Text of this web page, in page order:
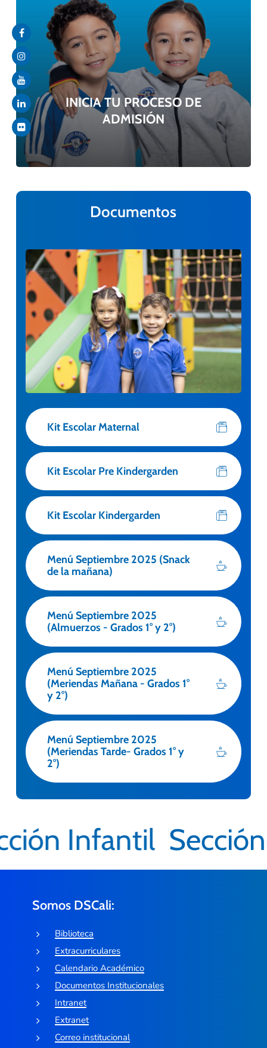
INICIA TU PROCESO DE
ADMISIÓN
Documentos
Kit Escolar Maternal
Kit Escolar Pre Kindergarden
Kit Escolar Kindergarden
Menú Septiembre 2025 (Snack
de la mañana)
Menú Septiembre 2025
(Almuerzos - Grados 1° y 2°)
Menú Septiembre 2025
(Meriendas Mañana - Grados 1°
y 2°)
Menú Septiembre 2025
(Meriendas Tarde- Grados 1° y
2°)
Infantil
Somos DSCali:
Biblioteca
Extracurriculares
Calendario Académico
Documentos Institucionales
Intranet
Extranet
Correo institucional